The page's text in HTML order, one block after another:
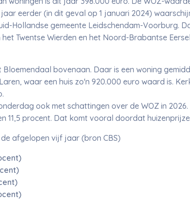
eerder (in dit geval op 1 januari 2024)
Hollandse gemeente Leidschendam-Voorburg.
Twentse Wierden en het Noord-Brabantse
bovenaan. Daar is een woning
waar een huis zo'n 920.000 euro waard is.
ook met schattingen over de WOZ in
11,5 procent. Dat komt vooral doordat
afgelopen vijf jaar (bron CBS)